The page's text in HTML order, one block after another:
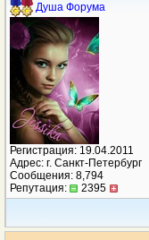
Душа Форума
Регистрация: 19.04.2011
Адрес: г. Санкт-Петербург
Сообщения: 8,794
Репутация:
2395